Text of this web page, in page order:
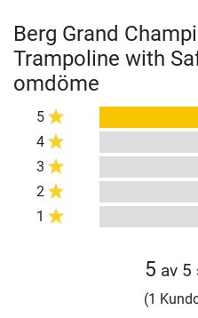
Berg Grand
Trampoline with
omdöme
5
4
3
2
1
5 av 5
(1